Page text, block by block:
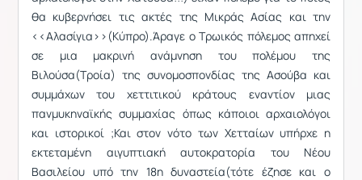
θα κυβερνήσει τις ακτές της Μικράς Ασίας και την
<<Αλασίγια>>(Κύπρο).Άραγε ο Τρωικός πόλεμος απηχεί
σε μια μακρινή ανάμνηση του πολέμου της
Βιλούσα(Τροία) της συνομοσπονδίας της Ασούβα και
συμμάχων του χεττιτικού κράτους εναντίον μιας
πανμυκηναϊκής συμμαχίας όπως κάποιοι αρχαιολόγοι
και ιστορικοί ;Και στον νότο των Χετταίων υπήρχε η
εκτεταμένη αιγυπτιακή αυτοκρατορία του Νέου
Βασιλείου υπό την 18η δυναστεία(τότε έζησε και ο